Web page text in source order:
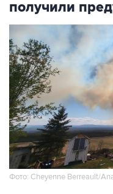
получили
Фото: Cheyenne Berreault/